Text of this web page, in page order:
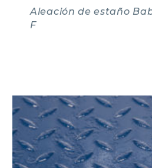
Aleación de estaño
F